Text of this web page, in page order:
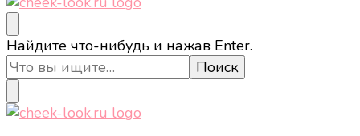
cheek-look.ru
Женский сайт о звездах и кино, а также трендах,
здоровом образе жизни, спорте, стиле, отдыхе и
еде.
Ищите
что-
то?
Найдите что-нибудь и нажав Enter.